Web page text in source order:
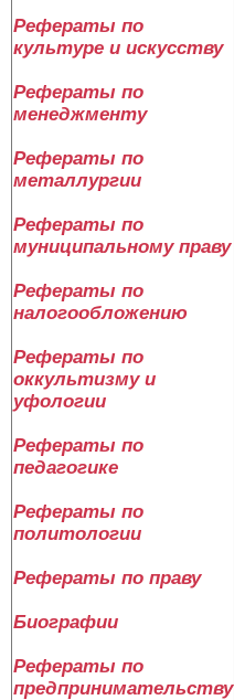
Рефераты по
культуре и искусству
Рефераты по
менеджменту
Рефераты по
металлургии
Рефераты по
муниципальному праву
Рефераты по
налогообложению
Рефераты по
оккультизму и
уфологии
Рефераты по
педагогике
Рефераты по
политологии
Рефераты по праву
Биографии
Рефераты по
предпринимательству